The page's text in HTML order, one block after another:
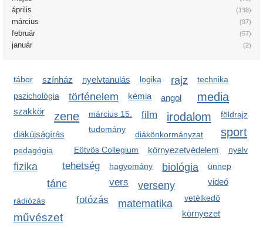
(138)
április
(97)
március
(57)
február
(2)
január
tábor színház nyelvtanulás logika rajz technika
media
pszichológia történelem kémia
angol
szakkör
zene március 15. film irodalom
tudomány
diákújságírás
diákönkormányzat
Eötvös Collegium
környezetvédelem
földrajz
pedagógia
sport
nyelv
tehetség hagyomány
fizika biológia ünnep
vers videó
tánc verseny
vetélkedő
fotózás
rádiózás matematika
környezet
művészet